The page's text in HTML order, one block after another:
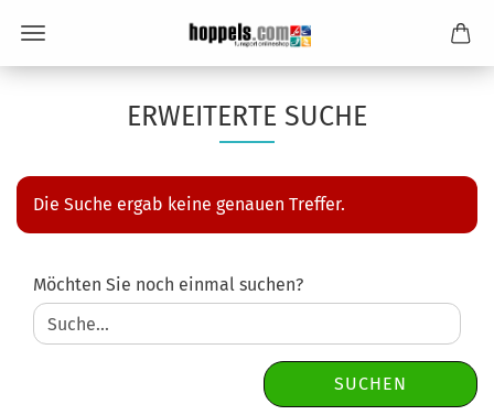
ERWEITERTE SUCHE
Die Suche ergab keine genauen Treffer.
MÖCHTEN
SIE
NOCH
Möchten Sie noch einmal suchen?
SUCHEN